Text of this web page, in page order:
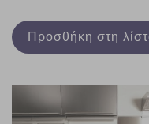
Προσθήκη στη